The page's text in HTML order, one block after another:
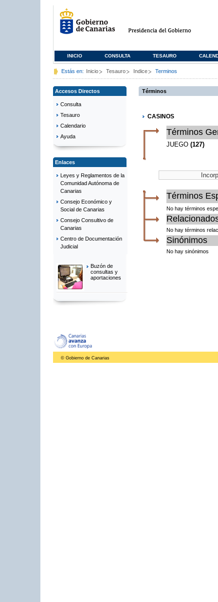
INICIO CONSULTA TESAURO
Estás en: Inicio Tesauro Indice Terminos
Accesos Directos
Consulta
Tesauro
Calendario
Ayuda
Enlaces
Leyes y Reglamentos de la
Comunidad Autónoma de
Canarias
Consejo Económico y
Social de Canarias
Consejo Consultivo de
Canarias
Centro de Documentación
Judicial
Buzón de
consultas y
aportaciones
Términos
CASINOS
Términos
JUEGO (127)
Términos
No hay términos
No hay términos
Sinónimos
No hay sinónimos
© Gobierno de Canarias